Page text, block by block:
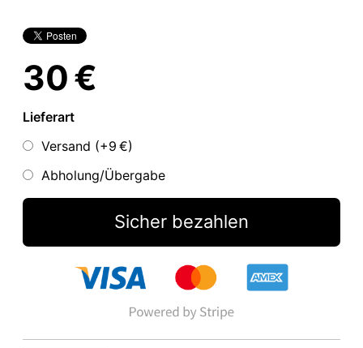
30 €
Lieferart
Versand (+9 €)
Abholung/Übergabe
Sicher bezahlen